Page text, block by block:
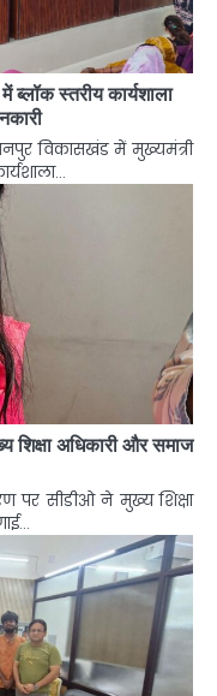
ब्लॉक स्तरीय कार्यशाला
विकासखंड में मुख्यमंत्री
अधिकारी और समाज
पर सीडीओ ने मुख्य शिक्षा